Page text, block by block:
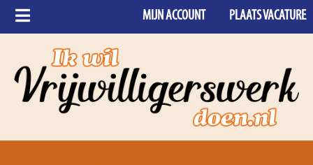
PLAATS VACATURE
MIJN ACCOUNT